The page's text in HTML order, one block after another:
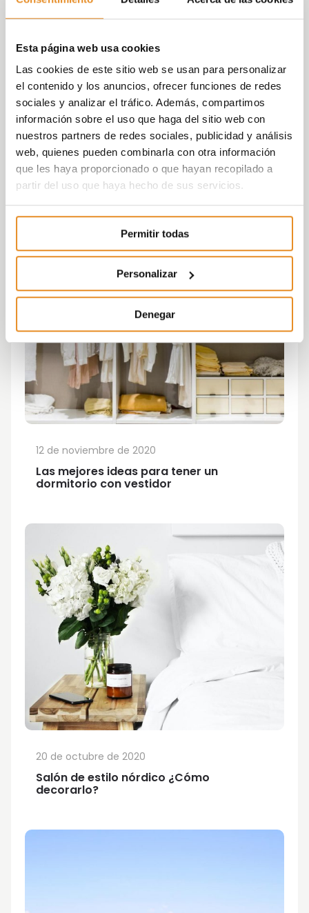
Esta página web usa cookies
Las cookies de este sitio web se usan para personalizar
el contenido y los anuncios, ofrecer funciones de redes
sociales y analizar el tráfico. Además, compartimos
información sobre el uso que haga del sitio web con
nuestros partners de redes sociales, publicidad y análisis
web, quienes pueden combinarla con otra información
que les haya proporcionado o que hayan recopilado a
partir del uso que haya hecho de sus servicios.
Permitir todas
Personalizar
Denegar
Las mejores ideas para tener un
dormitorio con vestidor
12 de noviembre de 2020
Salón de estilo nórdico ¿Cómo
decorarlo?
20 de octubre de 2020